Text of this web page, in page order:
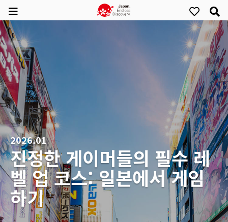
2026.01
진정한 게이머들의 필수 레
벨 업 코스: 일본에서 게임
하기